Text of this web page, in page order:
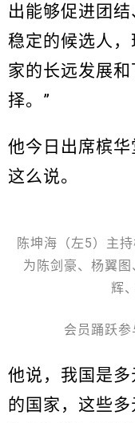
出能够促进团
稳定的候选人
家的长远发展
择。”
他今日出席槟华
这么说。
陈坤海（左5）主
为陈剑豪、杨翼
辉
会员踊跃参
他说，我国是
的国家，这些多